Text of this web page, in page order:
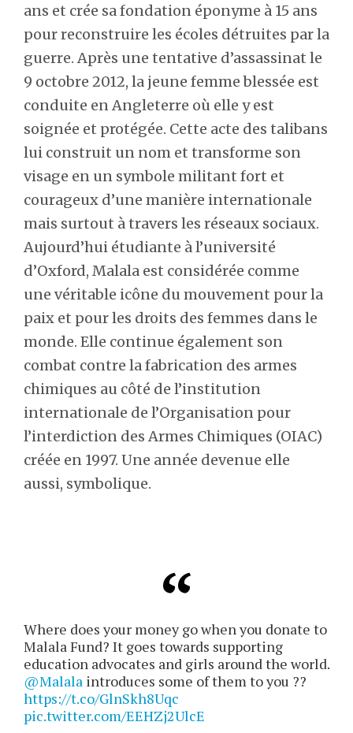
ans et crée sa fondation éponyme à 15 ans
pour reconstruire les écoles détruites par la
guerre. Après une tentative d’assassinat le
9 octobre 2012, la jeune femme blessée est
conduite en Angleterre où elle y est
soignée et protégée. Cette acte des talibans
lui construit un nom et transforme son
visage en un symbole militant fort et
courageux d’une manière internationale
mais surtout à travers les réseaux sociaux.
Aujourd’hui étudiante à l’université
d’Oxford, Malala est considérée comme
une véritable icône du mouvement pour la
paix et pour les droits des femmes dans le
monde. Elle continue également son
combat contre la fabrication des armes
chimiques au côté de l’institution
internationale de l’Organisation pour
l’interdiction des Armes Chimiques (OIAC)
créée en 1997. Une année devenue elle
aussi, symbolique.
Where does your money go when you donate to
Malala Fund? It goes towards supporting
education advocates and girls around the world.
@Malala introduces some of them to you ??
https://t.co/GlnSkh8Uqc
pic.twitter.com/EEHZj2UlcE